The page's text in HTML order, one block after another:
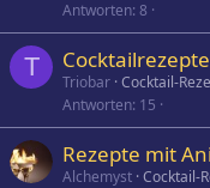
Antworten 8
T
Triobar Cocktail-
Antworten 15
Rezepte mit
Alchemyst Cocktail-